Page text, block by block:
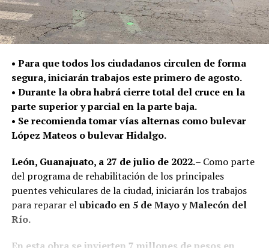
• Para que todos los ciudadanos circulen de forma
segura, iniciarán trabajos este primero de agosto.
• Durante la obra habrá cierre total del cruce en la
parte superior y parcial en la parte baja.
• Se recomienda tomar vías alternas como bulevar
López Mateos o bulevar Hidalgo.
León, Guanajuato, a 27 de julio de 2022.– Como parte
del programa de rehabilitación de los principales
puentes vehiculares de la ciudad, iniciarán los trabajos
para reparar elubicado en 5 de Mayo y Malecón del
Río.